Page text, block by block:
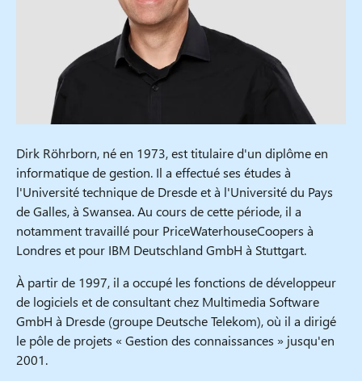
Dirk Röhrborn, né en 1973, est titulaire d'un diplôme en
informatique de gestion. Il a effectué ses études à
l'Université technique de Dresde et à l'Université du Pays
de Galles, à Swansea. Au cours de cette période, il a
notamment travaillé pour PriceWaterhouseCoopers à
Londres et pour IBM Deutschland GmbH à Stuttgart.
À partir de 1997, il a occupé les fonctions de développeur
de logiciels et de consultant chez Multimedia Software
GmbH à Dresde (groupe Deutsche Telekom), où il a dirigé
le pôle de projets « Gestion des connaissances » jusqu'en
2001.